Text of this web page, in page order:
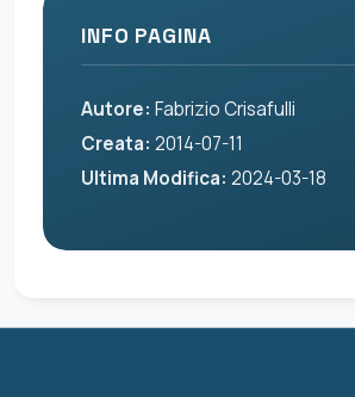
INFO PAGINA
Autore: Fabrizio Crisafulli
Creata: 2014-07-11
Ultima Modifica: 2024-03-18